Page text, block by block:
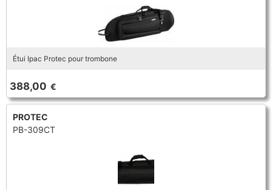
Étui Ipac Protec pour trombone
388,00 €
PROTEC
PB-309CT